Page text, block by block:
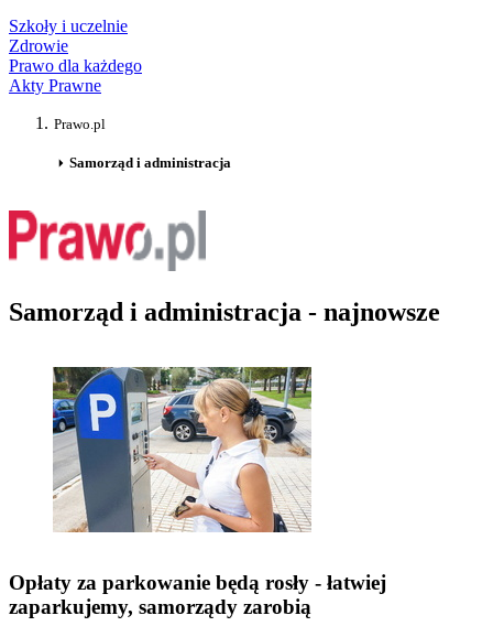
Szkoły i uczelnie
Zdrowie
Prawo dla każdego
Akty Prawne
Prawo.pl
Samorząd i administracja
Samorząd i administracja - najnowsze
Opłaty za parkowanie będą rosły - łatwiej
zaparkujemy, samorządy zarobią